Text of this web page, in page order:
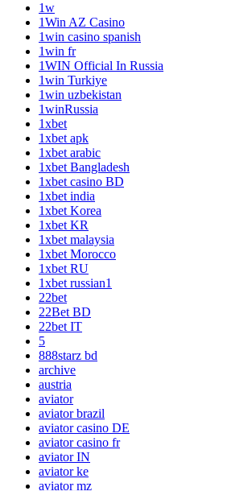
1w
1Win AZ Casino
1win casino spanish
1win fr
1WIN Official In Russia
1win Turkiye
1win uzbekistan
1winRussia
1xbet
1xbet apk
1xbet arabic
1xbet Bangladesh
1xbet casino BD
1xbet india
1xbet Korea
1xbet KR
1xbet malaysia
1xbet Morocco
1xbet RU
1xbet russian1
22bet
22Bet BD
22bet IT
5
888starz bd
archive
austria
aviator
aviator brazil
aviator casino DE
aviator casino fr
aviator IN
aviator ke
aviator mz